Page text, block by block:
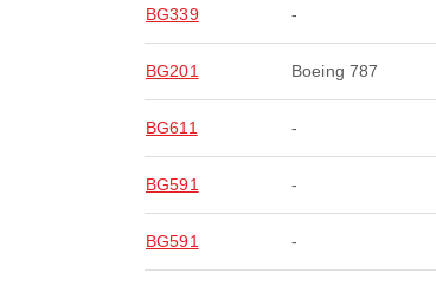
BG339 -
BG201 Boeing 787
BG611 -
BG591 -
BG591 -